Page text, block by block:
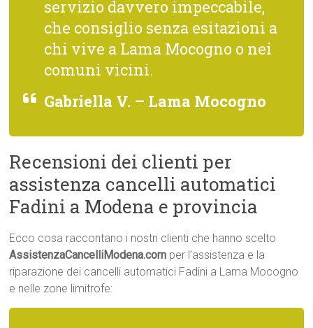
servizio davvero impeccabile,
che consiglio senza esitazioni a
chi vive a Lama Mocogno o nei
comuni vicini.
Gabriella V. – Lama Mocogno
Recensioni dei clienti per
assistenza cancelli automatici
Fadini a Modena e provincia
Ecco cosa raccontano i nostri clienti che hanno scelto
AssistenzaCancelliModena.com per l’assistenza e la
riparazione dei cancelli automatici Fadini a Lama Mocogno
e nelle zone limitrofe: